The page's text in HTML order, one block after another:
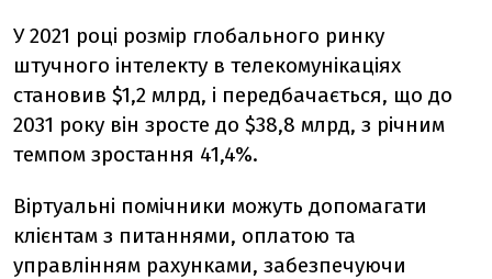
У 2021 році розмір глобального ринку
штучного інтелекту в телекомунікаціях
становив $1,2 млрд, і передбачається, що до
2031 року він зросте до $38,8 млрд, з річним
темпом зростання 41,4%.
Віртуальні помічники можуть допомагати
клієнтам з питаннями, оплатою та
управлінням рахунками, забезпечуючи